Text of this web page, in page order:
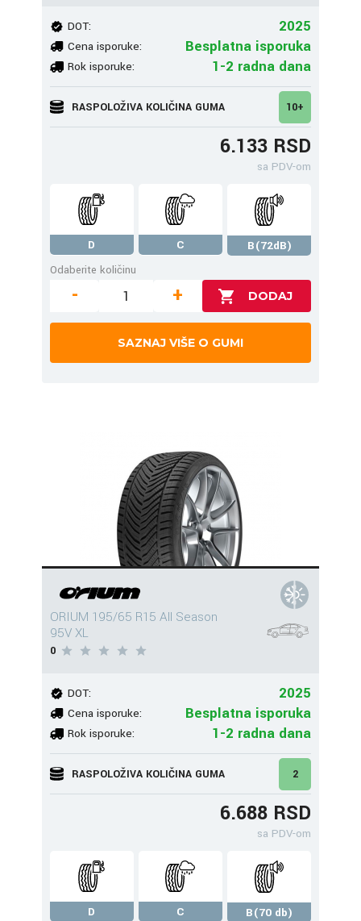
DOT: 2025
Cena isporuke: Besplatna isporuka
Rok isporuke: 1-2 radna dana
RASPOLOŽIVA KOLIČINA GUMA 10+
6.133 RSD
sa PDV-om
D C
B(72dB)
Odaberite količinu
- +
SAZNAJ VIŠE O GUMI
ORIUM 195/65 R15 All Season
95V XL
0
DOT: 2025
Cena isporuke: Besplatna isporuka
Rok isporuke: 1-2 radna dana
RASPOLOŽIVA KOLIČINA GUMA 2
6.688 RSD
sa PDV-om
D C
B(70 db)